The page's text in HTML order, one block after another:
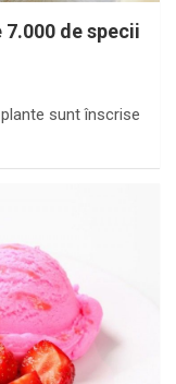
de specii
sunt înscrise